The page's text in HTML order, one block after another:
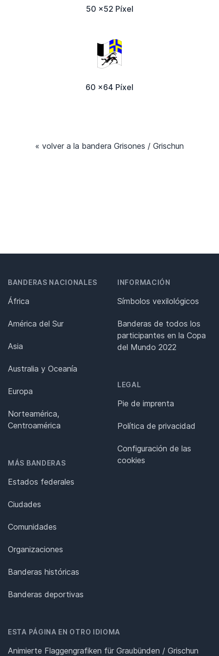
50 x52 Píxel
60 x64 Píxel
« volver a la bandera Grisones / Grischun
BANDERAS NACIONALES
África
América del Sur
Asia
Australia y Oceanía
Europa
Norteamérica,
Centroamérica
MÁS BANDERAS
Estados federales
Ciudades
Comunidades
Organizaciones
Banderas históricas
Banderas deportivas
INFORMACIÓN
Símbolos vexilológicos
Banderas de todos los
participantes en la Copa
del Mundo 2022
LEGAL
Pie de imprenta
Política de privacidad
Configuración de las
cookies
ESTA PÁGINA EN OTRO IDIOMA
Animierte Flaggengrafiken für Graubünden / Grischun